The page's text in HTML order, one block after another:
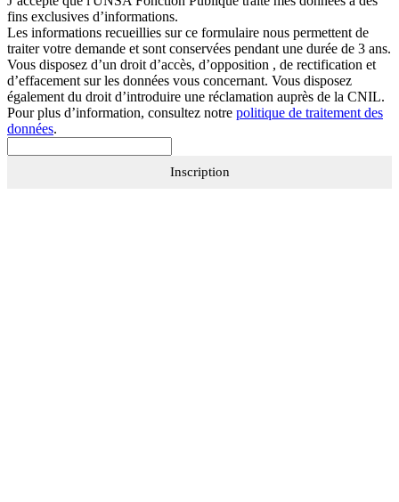
fins exclusives d’informations.
Les informations recueillies sur ce formulaire nous permettent de
traiter votre demande et sont conservées pendant une durée de 3 ans.
Vous disposez d’un droit d’accès, d’opposition , de rectification et
d’effacement sur les données vous concernant. Vous disposez
également du droit d’introduire une réclamation auprès de la CNIL.
Pour plus d’information, consultez notre politique de traitement des
données.
Inscription